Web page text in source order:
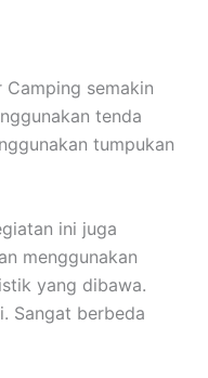
semakin
tenda
tumpukan
ini juga
menggunakan
yang dibawa.
Sangat berbeda